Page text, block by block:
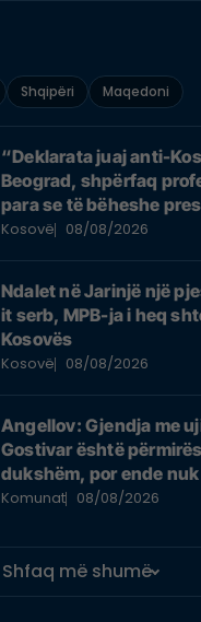
Shqipëri Maqedoni
“Deklarata juaj anti-
Beograd, shpërfaq
para se të bëheshe
e UÇK-së i reagon
Kosovë 08/08/2026
Ndalet në Jarinjë një
it serb, MPB-ja i heq
Kosovës
Kosovë 08/08/2026
Angellov: Gjendja me
Gostivar është
dukshëm, por ende
pije
Komunat 08/08/2026
Shfaq më shumë